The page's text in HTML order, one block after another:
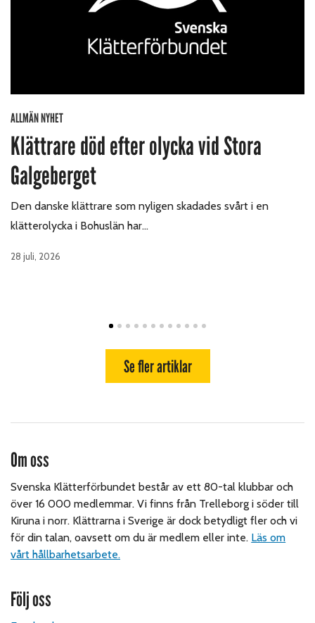
ALLMÄN NYHET
Klättrare död efter olycka vid Stora
Galgeberget
Den danske klättrare som nyligen skadades svårt i en
klätterolycka i Bohuslän har…
28 juli, 2026
Se fler artiklar
Om oss
Svenska Klätterförbundet består av ett 80-tal klubbar och
över 16 000 medlemmar. Vi finns från Trelleborg i söder till
Kiruna i norr. Klättrarna i Sverige är dock betydligt fler och vi
för din talan, oavsett om du är medlem eller inte. Läs om
vårt hållbarhetsarbete.
Följ oss